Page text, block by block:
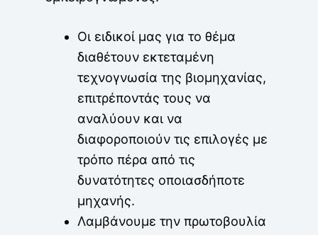
Οι ειδικοί μας για το θέμα
διαθέτουν εκτεταμένη
τεχνογνωσία της βιομηχανίας,
επιτρέποντάς τους να
αναλύουν και να
διαφοροποιούν τις επιλογές με
τρόπο πέρα από τις
δυνατότητες οποιασδήποτε
μηχανής.
Λαμβάνουμε την πρωτοβουλία